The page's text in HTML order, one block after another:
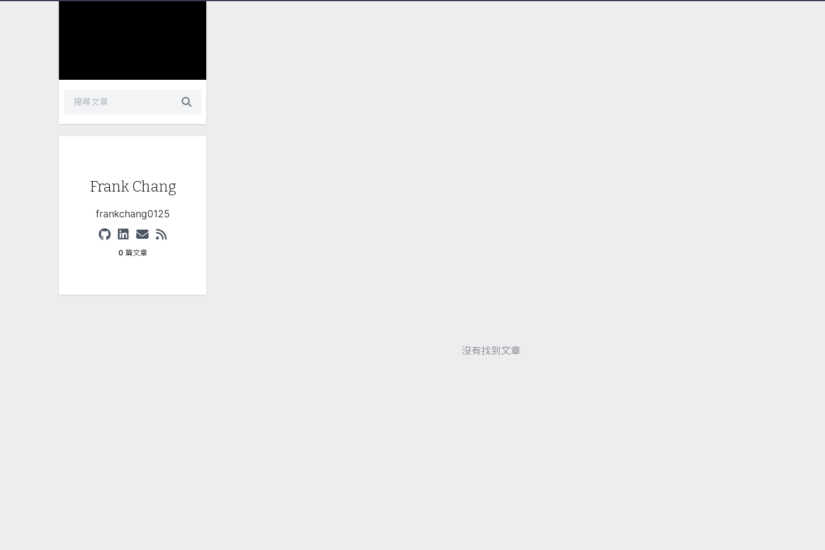
Frank Chang
frankchang0125
0 篇文章
沒有找到文章